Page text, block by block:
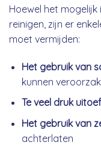
Hoewel het
reinigen, zijn er
moet vermijden:
Het gebruik van
kunnen
Te veel druk
Het gebruik van
achterlaten